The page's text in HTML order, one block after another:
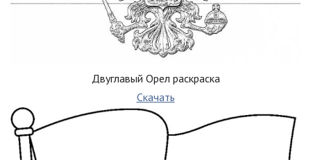
Двуглавый Орел раскраска
Скачать